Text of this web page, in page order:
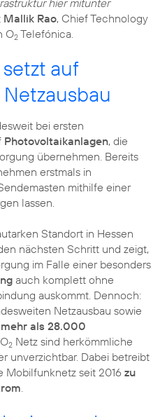
hier mitunter
Mallik Rao, Chief Technology
O2 Telefónica.
auf
bei ersten
Photovoltaikanlagen, die
übernehmen. Bereits
erstmals in
mithilfe einer
lassen.
Standort in Hessen
nächsten Schritt und zeigt,
im Falle einer besonders
auch komplett ohne
auskommt. Dennoch:
Netzausbau sowie
mehr als 28.000
2 Netz sind herkömmliche
unverzichtbar. Dabei betreibt
Mobilfunknetz seit 2016 zu
.